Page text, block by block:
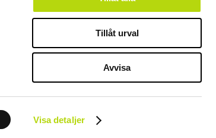
Visa detaljer
Tillåt urval
Avvisa